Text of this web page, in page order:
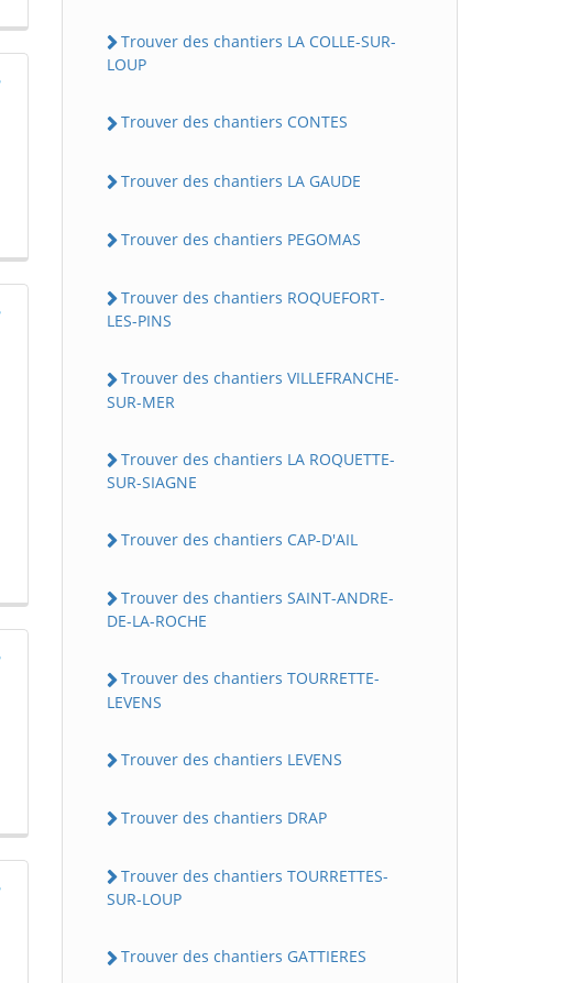
Trouver des chantiers LA COLLE-SUR-
LOUP
Trouver des chantiers CONTES
Trouver des chantiers LA GAUDE
Trouver des chantiers PEGOMAS
Trouver des chantiers ROQUEFORT-
LES-PINS
Trouver des chantiers VILLEFRANCHE-
SUR-MER
Trouver des chantiers LA ROQUETTE-
SUR-SIAGNE
Trouver des chantiers CAP-D'AIL
Trouver des chantiers SAINT-ANDRE-
DE-LA-ROCHE
Trouver des chantiers TOURRETTE-
LEVENS
Trouver des chantiers LEVENS
Trouver des chantiers DRAP
Trouver des chantiers TOURRETTES-
SUR-LOUP
Trouver des chantiers GATTIERES